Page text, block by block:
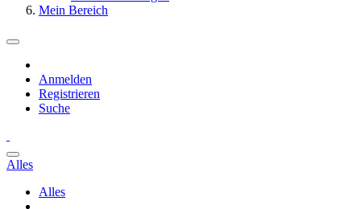
Mein Bereich
Anmelden
Registrieren
Suche
Alles
Alles